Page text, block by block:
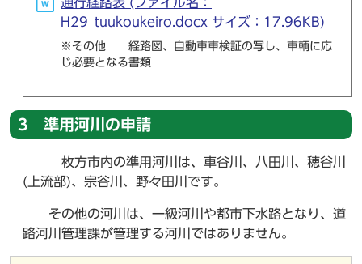
H29_tuukoukeiro.docx サイズ：17.96KB)
※その他 経路図、自動車車検証の写し、車輌に応
じ必要となる書類
3 準用河川の申請
枚方市内の準用河川は、車谷川、八田川、穂谷川
(上流部)、宗谷川、野々田川です。
その他の河川は、一級河川や都市下水路となり、道
路河川管理課が管理する河川ではありません。